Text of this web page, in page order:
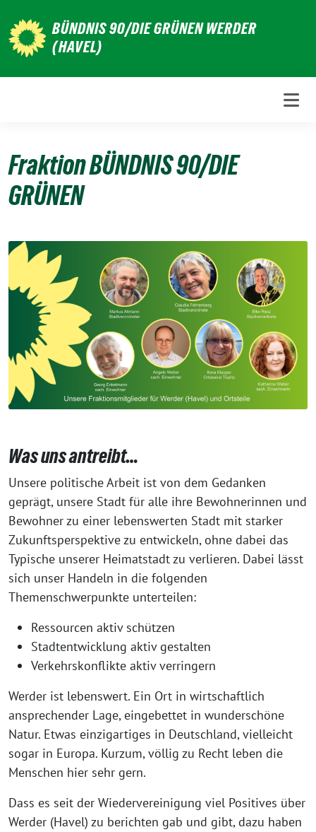
zum
Inhalt
BÜNDNIS 90/DIE GRÜNEN WERDER
(HAVEL)
Fraktion BÜNDNIS 90/DIE
GRÜNEN
Was uns antreibt…
Unsere politische Arbeit ist von dem Gedanken
geprägt, unsere Stadt für alle ihre Bewohnerinnen und
Bewohner zu einer lebenswerten Stadt mit starker
Zukunftsperspektive zu entwickeln, ohne dabei das
Typische unserer Heimatstadt zu verlieren. Dabei lässt
sich unser Handeln in die folgenden
Themenschwerpunkte unterteilen:
Ressourcen aktiv schützen
Stadtentwicklung aktiv gestalten
Verkehrskonflikte aktiv verringern
Werder ist lebenswert. Ein Ort in wirtschaftlich
ansprechender Lage, eingebettet in wunderschöne
Natur. Etwas einzigartiges in Deutschland, vielleicht
sogar in Europa. Kurzum, völlig zu Recht leben die
Menschen hier sehr gern.
Dass es seit der Wiedervereinigung viel Positives über
Werder (Havel) zu berichten gab und gibt, dazu haben